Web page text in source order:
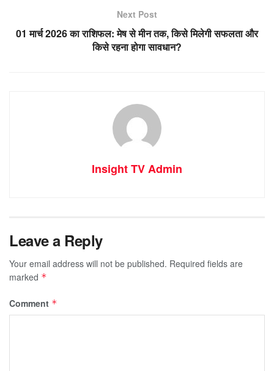
Next Post
01 मार्च 2026 का राशिफल: मेष से मीन तक, किसे मिलेगी सफलता और
किसे रहना होगा सावधान?
Insight TV Admin
Leave a Reply
Your email address will not be published. Required fields are
marked *
Comment *